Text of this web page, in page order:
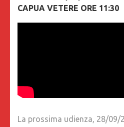
CAPUA VETERE ORE 11:30
La prossima udienza, 28/09/